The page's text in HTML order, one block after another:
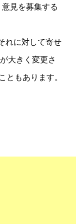
見を募集する
れに対して寄せ
大きく変更さ
ともあります。